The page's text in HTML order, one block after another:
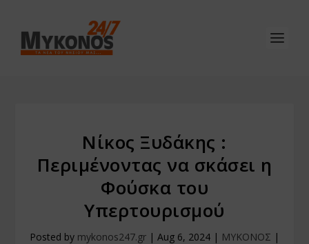
Νίκος Ξυδάκης :
Περιμένοντας να σκάσει η
Φούσκα του
Υπερτουρισμού
Posted by mykonos247.gr | Aug 6, 2024 | ΜΥΚΟΝΟΣ |